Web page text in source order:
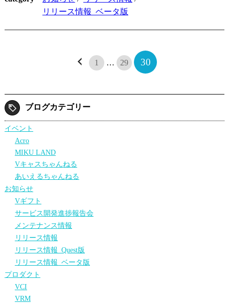
リリース情報_ベータ版
1 … 29 30
ブログカテゴリー
イベント
Acro
MIKU LAND
Vキャスちゃんねる
あいえるちゃんねる
お知らせ
Vギフト
サービス開発進捗報告会
メンテナンス情報
リリース情報
リリース情報_Quest版
リリース情報_ベータ版
プロダクト
VCI
VRM